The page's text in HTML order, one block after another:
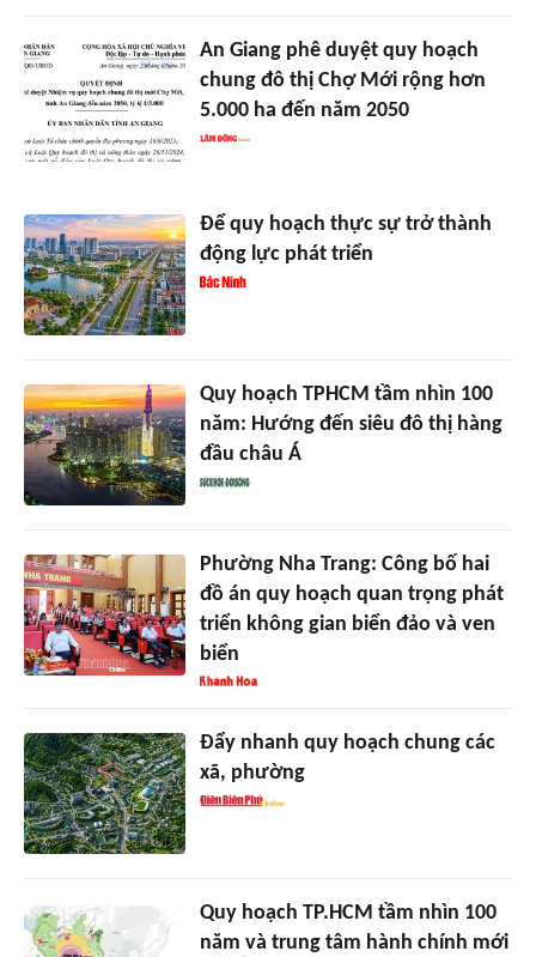
An Giang phê duyệt quy hoạch
chung đô thị Chợ Mới rộng hơn
5.000 ha đến năm 2050
Để quy hoạch thực sự trở thành
động lực phát triển
Quy hoạch TPHCM tầm nhìn 100
năm: Hướng đến siêu đô thị hàng
đầu châu Á
Phường Nha Trang: Công bố hai
đồ án quy hoạch quan trọng phát
triển không gian biển đảo và ven
biển
Đẩy nhanh quy hoạch chung các
xã, phường
Quy hoạch TP.HCM tầm nhìn 100
năm và trung tâm hành chính mới